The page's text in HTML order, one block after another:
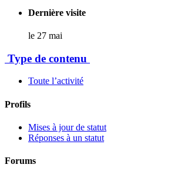
Dernière visite
le 27 mai
Type de contenu
Toute l’activité
Profils
Mises à jour de statut
Réponses à un statut
Forums